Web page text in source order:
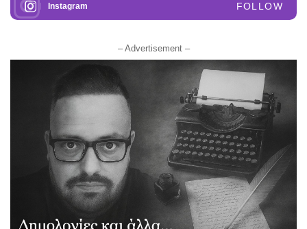
Instagram FOLLOW
– Advertisement –